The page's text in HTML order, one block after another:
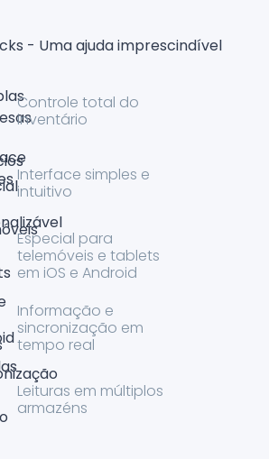
Controle total do
inventário
Interface simples e
intuitivo
Especial para
telemóveis e tablets
em iOS e Android
Informação e
sincronização em
tempo real
Leituras em múltiplos
armazéns